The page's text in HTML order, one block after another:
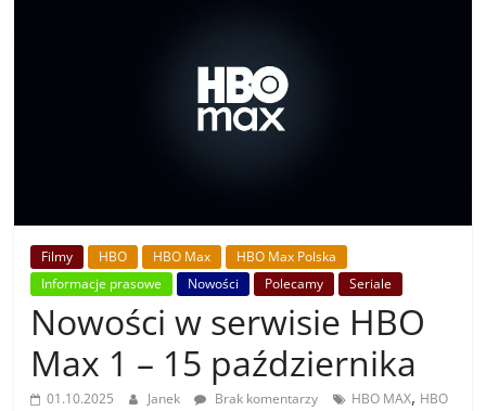
Filmy HBO HBO Max
HBO Max Polska
Informacje prasowe
Nowości Polecamy Seriale
Nowości w serwisie HBO
Max 1 – 15 października
01.10.2025 Janek Brak komentarzy HBO MAX, HBO